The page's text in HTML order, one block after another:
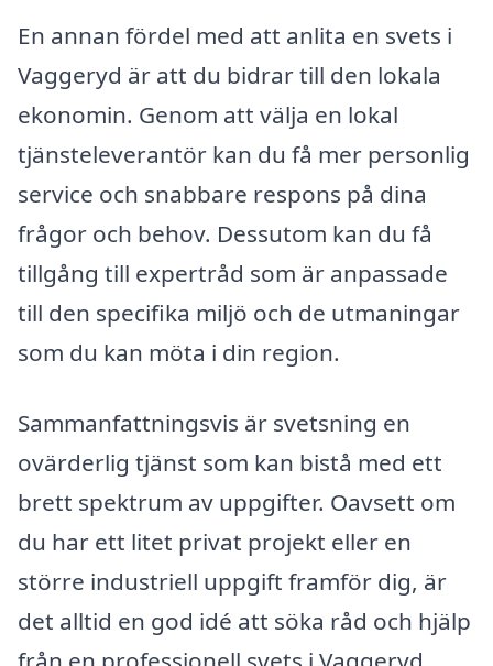
En annan fördel med att anlita en svets i
Vaggeryd är att du bidrar till den lokala
ekonomin. Genom att välja en lokal
tjänsteleverantör kan du få mer personlig
service och snabbare respons på dina
frågor och behov. Dessutom kan du få
tillgång till expertråd som är anpassade
till den specifika miljö och de utmaningar
som du kan möta i din region.
Sammanfattningsvis är svetsning en
ovärderlig tjänst som kan bistå med ett
brett spektrum av uppgifter. Oavsett om
du har ett litet privat projekt eller en
större industriell uppgift framför dig, är
det alltid en god idé att söka råd och hjälp